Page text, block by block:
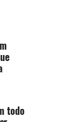
todo